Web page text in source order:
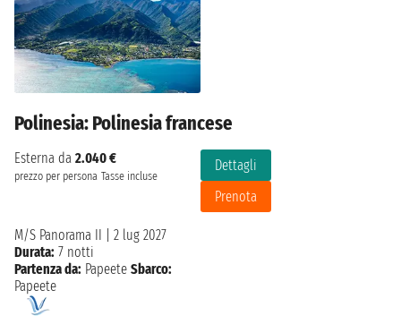
Polinesia: Polinesia francese
Esterna da 2.040 €
prezzo per persona Tasse incluse
Dettagli
Prenota
M/S Panorama II
2 lug 2027
Durata: 7 notti
Partenza da: Papeete Sbarco:
Papeete